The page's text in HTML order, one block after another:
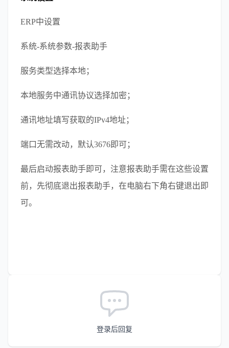
ERP中设置
系统-系统参数-报表助手
服务类型选择本地；
本地服务中通讯协议选择加密；
通讯地址填写获取的IPv4地址；
端口无需改动，默认3676即可；
最后启动报表助手即可，注意报表助手需在这些设置
前，先彻底退出报表助手，在电脑右下角右键退出即
可。
登录后回复